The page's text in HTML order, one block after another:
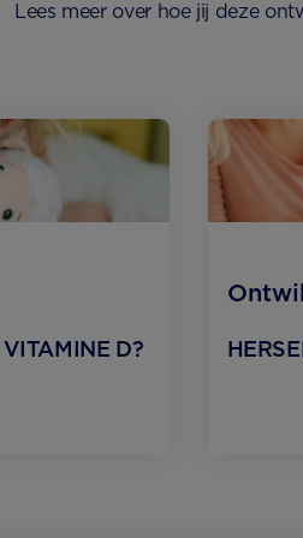
Lees meer over hoe jij deze
D?